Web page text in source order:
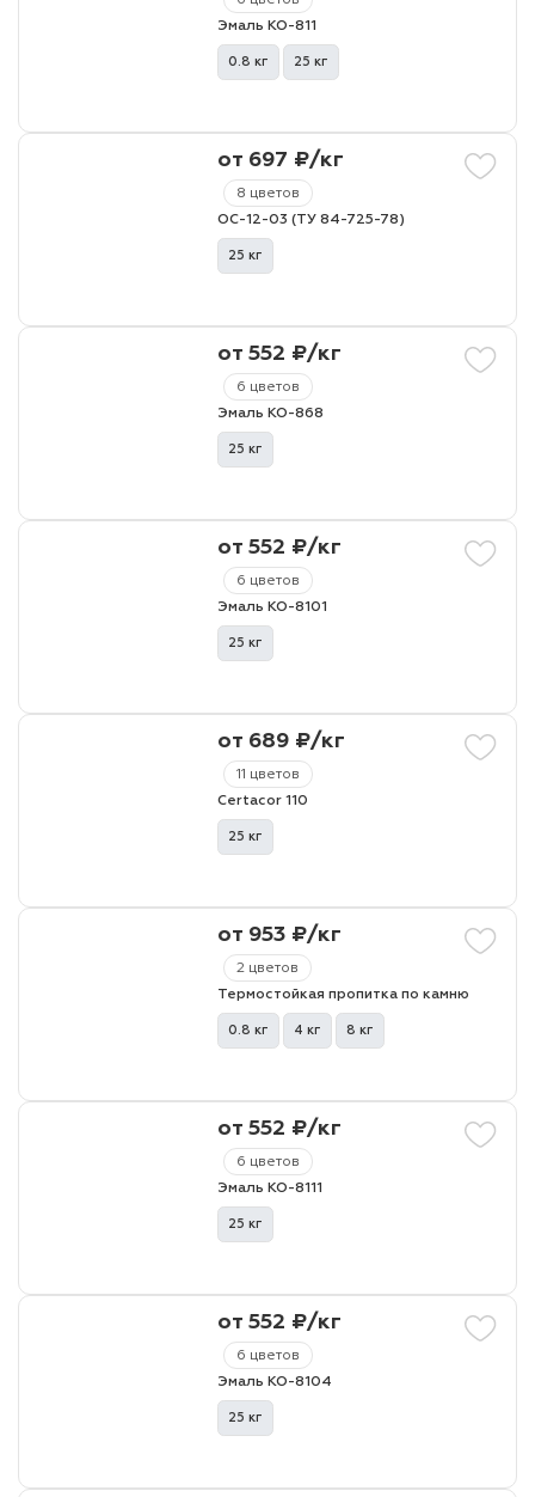
Эмаль КО-811
0.8 кг 25 кг
8 цветов
от 697 ₽/кг
ОС-12-03 (ТУ 84-725-78)
25 кг
6 цветов
от 552 ₽/кг
Эмаль КО-868
25 кг
6 цветов
от 552 ₽/кг
Эмаль КО-8101
25 кг
11 цветов
от 689 ₽/кг
Certacor 110
25 кг
2 цветов
от 953 ₽/кг
Термостойкая пропитка по камню
0.8 кг 4 кг 8 кг
6 цветов
от 552 ₽/кг
Эмаль КО-8111
25 кг
6 цветов
от 552 ₽/кг
Эмаль КО-8104
25 кг